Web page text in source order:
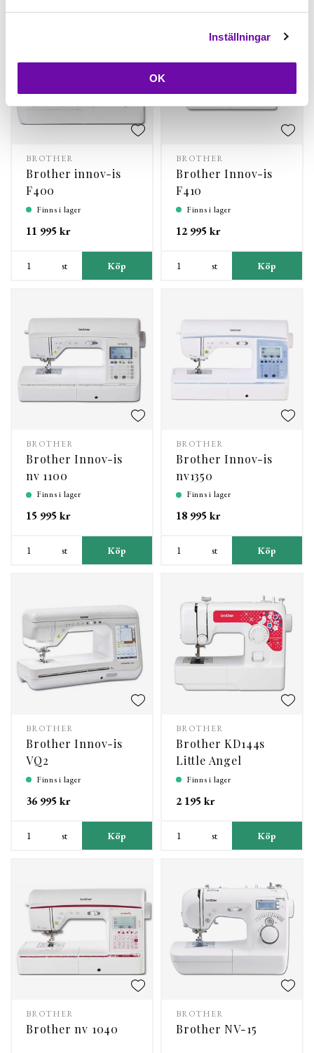
Inställningar
OK
BROTHER
Brother innov-is
F400
Finns i lager
11 995 kr
st Köp
BROTHER
Brother Innov-is
F410
Finns i lager
12 995 kr
st Köp
BROTHER
Brother Innov-is
nv 1100
Finns i lager
15 995 kr
st Köp
BROTHER
Brother Innov-is
nv1350
Finns i lager
18 995 kr
st Köp
BROTHER
Brother Innov-is
VQ2
Finns i lager
36 995 kr
st Köp
BROTHER
Brother KD144s
Little Angel
Finns i lager
2 195 kr
st Köp
BROTHER
Brother nv 1040
BROTHER
Brother NV-15